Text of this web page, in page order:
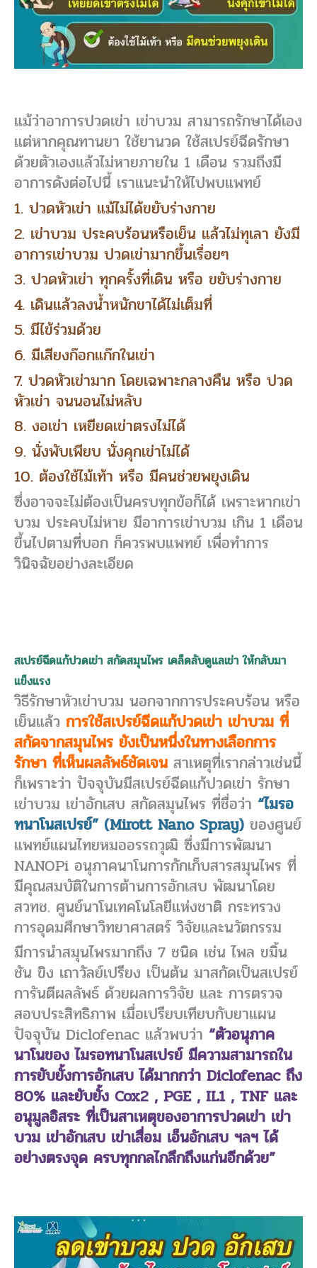
แม้ว่าอาการปวดเข่า เข่าบวม สามารถรักษาได้เอง
แต่หากคุณทานยา ใช้ยานวด ใช้สเปรย์ฉีดรักษา
ด้วยตัวเองแล้วไม่หายภายใน 1 เดือน รวมถึงมี
อาการดังต่อไปนี้ เราแนะนำให้ไปพบแพทย์
1. ปวดหัวเข่า แม้ไม่ได้ขยับร่างกาย
2. เข่าบวม ประคบร้อนหรือเย็น แล้วไม่ทุเลา ยังมี
อาการเข่าบวม ปวดเข่ามากขึ้นเรื่อยๆ
3. ปวดหัวเข่า ทุกครั้งที่เดิน หรือ ขยับร่างกาย
4. เดินแล้วลงน้ำหนักขาได้ไม่เต็มที่
5. มีไข้ร่วมด้วย
6. มีเสียงก๊อกแก๊กในเข่า
7. ปวดหัวเข่ามาก โดยเฉพาะกลางคืน หรือ ปวด
หัวเข่า จนนอนไม่หลับ
8. งอเข่า เหยียดเข่าตรงไม่ได้
9. นั่งพับเพียบ นั่งคุกเข่าไม่ได้
10. ต้องใช้ไม้เท้า หรือ มีคนช่วยพยุงเดิน
ซึ่งอาจจะไม่ต้องเป็นครบทุกข้อก็ได้ เพราะหากเข่า
บวม ประคบไม่หาย มีอาการเข่าบวม เกิน 1 เดือน
ขึ้นไปตามที่บอก ก็ควรพบแพทย์ เพื่อทำการ
วินิจฉัยอย่างละเอียด
สเปรย์ฉีดแก้ปวดเข่า สกัดสมุนไพร เคล็ดลับดูแลเข่า ให้กลับมา
แข็งแรง
วิธีรักษาหัวเข่าบวม นอกจากการประคบร้อน หรือ
เย็นแล้ว การใช้สเปรย์ฉีดแก้ปวดเข่า เข่าบวม ที่
สกัดจากสมุนไพร ยังเป็นหนึ่งในทางเลือกการ
รักษา ที่เห็นผลลัพธ์ชัดเจน สาเหตุที่เรากล่าวเช่นนี้
ก็เพราะว่า ปัจจุบันมีสเปรย์ฉีดแก้ปวดเข่า รักษา
เข่าบวม เข่าอักเสบ สกัดสมุนไพร ที่ชื่อว่า “ไมรอ
ทนาโนสเปรย์” (Mirott Nano Spray) ของศูนย์
แพทย์แผนไทยหมออรรถวุฒิ ซึ่งมีการพัฒนา
NANOPi อนุภาคนาโนการกักเก็บสารสมุนไพร ที่
มีคุณสมบัติในการต้านการอักเสบ พัฒนาโดย
สวทช. ศูนย์นาโนเทคโนโลยีแห่งชาติ กระทรวง
การอุดมศึกษาวิทยาศาสตร์ วิจัยและนวัตกรรม
มีการนำสมุนไพรมากถึง 7 ชนิด เช่น ไพล ขมิ้น
ชัน ขิง เถาวัลย์เปรียง เป็นต้น มาสกัดเป็นสเปรย์
การันตีผลลัพธ์ ด้วยผลการวิจัย และ การตรวจ
สอบประสิทธิภาพ เมื่อเปรียบเทียบกับยาแผน
ปัจจุบัน Diclofenac แล้วพบว่า “ตัวอนุภาค
นาโนของ ไมรอทนาโนสเปรย์ มีความสามารถใน
การยับยั้งการอักเสบ ได้มากกว่า Diclofenac ถึง
80% และยับยั้ง Cox2 , PGE , IL1 , TNF และ
อนุมูลอิสระ ที่เป็นสาเหตุของอาการปวดเข่า เข่า
บวม เข่าอักเสบ เข่าเสื่อม เอ็นอักเสบ ฯลฯ ได้
อย่างตรงจุด ครบทุกกลไกลึกถึงแก่นอีกด้วย”